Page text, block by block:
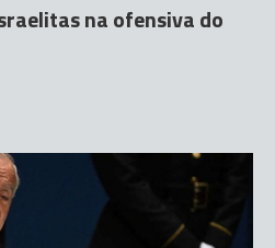
na ofensiva do